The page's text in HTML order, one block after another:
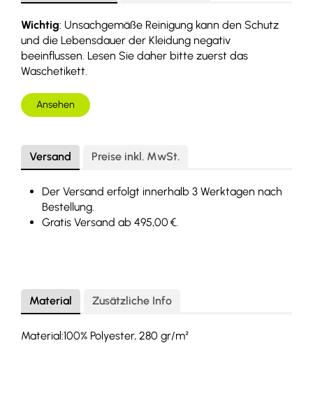
Wichtig: Unsachgemäße Reinigung kann den Schutz
und die Lebensdauer der Kleidung negativ
beeinflussen. Lesen Sie daher bitte zuerst das
Waschetikett.
Ansehen
Versand Preise inkl. MwSt.
Der Versand erfolgt innerhalb 3 Werktagen nach
Bestellung.
Gratis Versand ab 495,00 €.
Material Zusätzliche Info
Material:100% Polyester, 280 gr/m²